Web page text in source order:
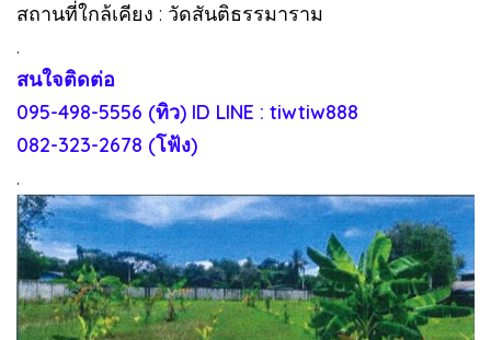
สถานที่ใกล้เคียง : วัดสันติธรรมาราม
.
สนใจติดต่อ
095-498-5556 (ทิว) ID LINE : tiwtiw888
082-323-2678 (โฟ้ง)
.